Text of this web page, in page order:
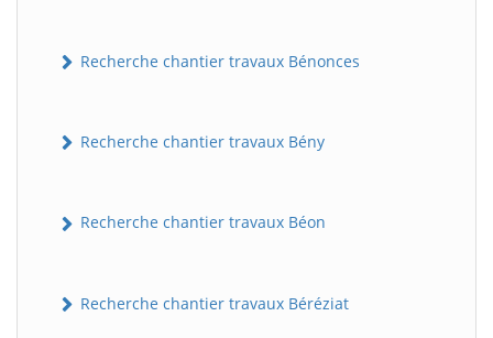
Recherche chantier travaux Bénonces
Recherche chantier travaux Bény
Recherche chantier travaux Béon
Recherche chantier travaux Béréziat